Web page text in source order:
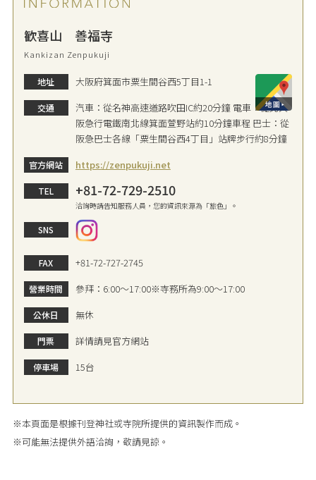
歓喜山 善福寺
Kankizan Zenpukuji
地址 大阪府箕面市粟生間谷西5丁目1-1
交通
汽車：從名神高速道路吹田IC約20分鐘 電車：從北大
阪急行電鐵南北線箕面萱野站約10分鐘車程 巴士：從
阪急巴士各線「粟生間谷西4丁目」站牌步行約8分鐘
官方網站 https://zenpukuji.net
TEL +81-72-729-2510
洽詢時請告知服務人員，您的資訊來源為「旅色」。
SNS
FAX +81-72-727-2745
營業時間 參拜：6:00～17:00※寺務所為9:00～17:00
公休日 無休
門票 詳情請見官方網站
停車場 15台
※本頁面是根據刊登神社或寺院所提供的資訊製作而成。
※可能無法提供外語洽詢，敬請見諒。